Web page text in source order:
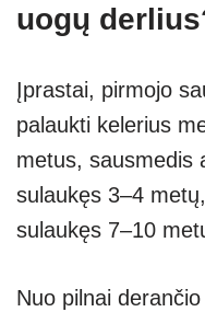
uogų
Įprastai, pirmojo
palaukti kelerius
metus, sausmedis
sulaukęs 3–4
sulaukęs 7–10
Nuo pilnai